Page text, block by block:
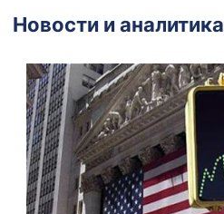
Новости и аналитика